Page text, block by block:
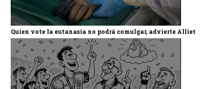
Quien vote la eutanasia no podrá comulgar, advierte Alliet